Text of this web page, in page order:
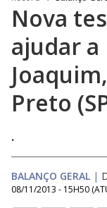
Nova
ajudar
Preto
.
BALANÇO GERAL |
08/11/2013 - 15H50